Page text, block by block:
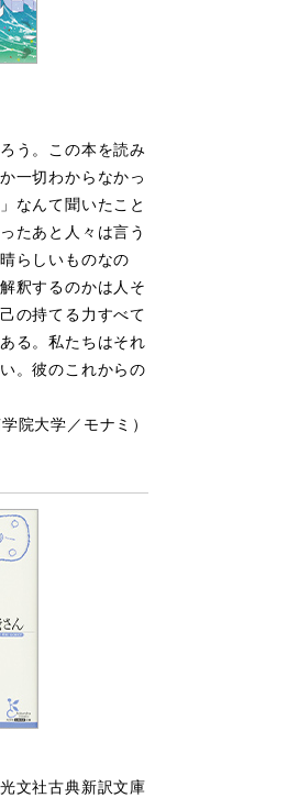
う。この本を読み
一切わからなかっ
なんて聞いたこと
たあと人々は言う
らしいものなの
釈するのかは人そ
の持てる力すべて
る。私たちはそれ
。彼のこれからの
学院大学／モナミ）
文社古典新訳文庫